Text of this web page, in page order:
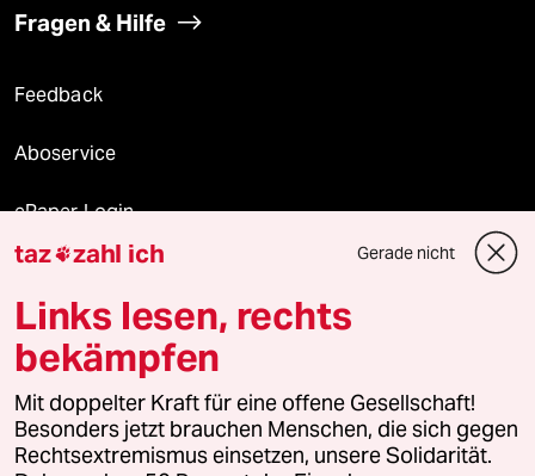
Fragen & Hilfe
Feedback
Aboservice
ePaper Login
Downloads für Abonnierende
© 2026 taz Verlags und Vertriebs GmbH
Alle Rechte vorbehalten. Bei rechtlichen Fragen oder für Genehmigungen
wenden Sie sich bitte an
lizenzen@taz.de
taz zahl ich Gerade nicht
Links lesen, rechts
bekämpfen
Mit doppelter Kraft für eine offene Gesellschaft!
Besonders jetzt brauchen Menschen, die sich gegen
Rechtsextremismus einsetzen, unsere Solidarität.